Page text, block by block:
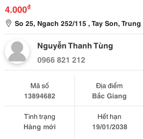
4.000₫
So 25, Ngach 252/115 , Tay Son,
Nguyễn Thanh Tùng
0966 821 212
Mã số
13894682
Địa điểm
Bắc Giang
Tình trạng
Hàng mới
Hết hạn
19/01/2038